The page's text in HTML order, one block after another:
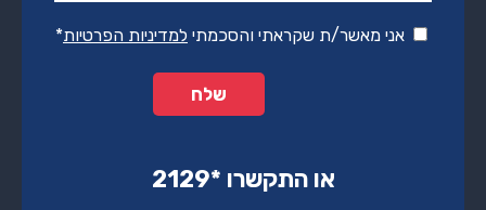
אני מאשר/ת שקראתי והסכמתי למדיניות הפרטיות*
או התקשרו ‏*2129‏